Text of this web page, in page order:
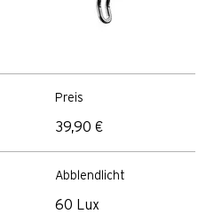
Preis
39,90 €
Abblendlicht
60 Lux